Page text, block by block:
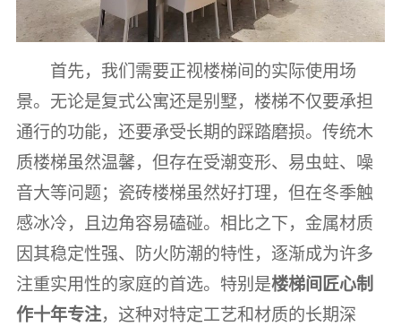
首先，我们需要正视楼梯间的实际使用场
景。无论是复式公寓还是别墅，楼梯不仅要承担
通行的功能，还要承受长期的踩踏磨损。传统木
质楼梯虽然温馨，但存在受潮变形、易虫蛀、噪
音大等问题；瓷砖楼梯虽然好打理，但在冬季触
感冰冷，且边角容易磕碰。相比之下，金属材质
因其稳定性强、防火防潮的特性，逐渐成为许多
注重实用性的家庭的首选。特别是楼梯间匠心制
作十年专注，这种对特定工艺和材质的长期深